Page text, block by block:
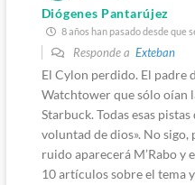
Diógenes Pantarújez
8 años han pasado desde que
Responde a Exteban
El Cylon perdido. El padre
Watchtower que sólo oían
Starbuck. Todas esas
voluntad de dios». No
ruido aparecerá M’Rabo y
10 artículos sobre el tema